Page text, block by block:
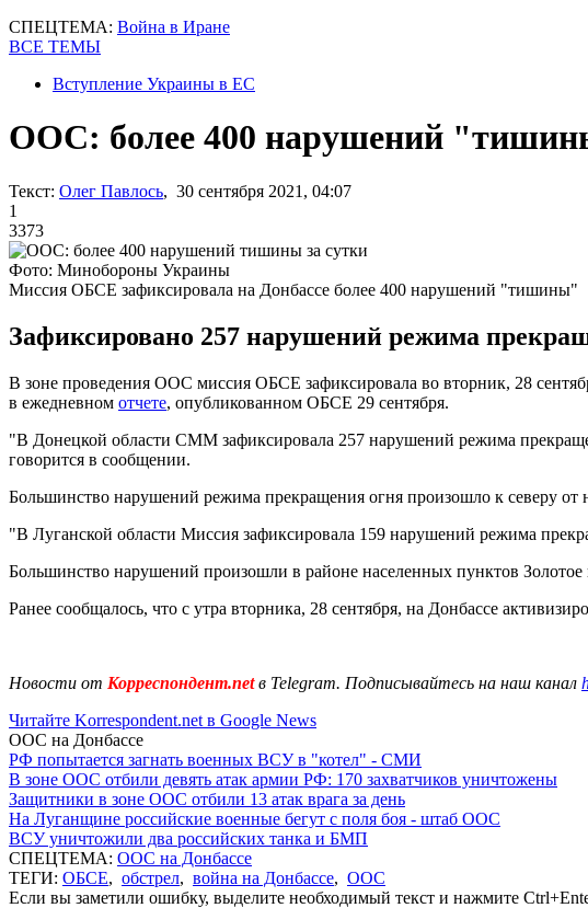
СПЕЦТЕМА: Война в Иране
ВСЕ ТЕМЫ
Вступление Украины в ЕС
ООС: более 400 нарушений
Текст: Олег Павлось, 30 сентября 2021, 04:07
1
3373
Фото: Минобороны Украины
Миссия ОБСЕ зафиксировала на Донбассе более 400 нарушений "тишины"
Зафиксировано 257 нарушений режима
В зоне проведения ООС миссия ОБСЕ зафиксировала во вторник, 28
в ежедневном отчете, опубликованном ОБСЕ 29 сентября.
"В Донецкой области СММ зафиксировала 257 нарушений режима
говорится в сообщении.
Большинство нарушений режима прекращения огня произошло к северу от
"В Луганской области Миссия зафиксировала 159 нарушений режима
Большинство нарушений произошли в районе населенных пунктов
Ранее сообщалось, что с утра вторника, 28 сентября, на Донбассе
Новости от Корреспондент.netв Telegram. Подписывайтесь на наш канал
Читайте Korrespondent.net в Google News
ООС на Донбассе
РФ попытается загнать военных ВСУ в "котел" - СМИ
В зоне ООС отбили девять атак армии РФ: 170 захватчиков уничтожены
Защитники в зоне ООС отбили 13 атак врага за день
На Луганщине российские военные бегут с поля боя - штаб ООС
ВСУ уничтожили два российских танка и БМП
СПЕЦТЕМА: ООС на Донбассе
ТЕГИ: ОБСЕ, обстрел, война на Донбассе, ООС
Если вы заметили ошибку, выделите необходимый текст и нажмите